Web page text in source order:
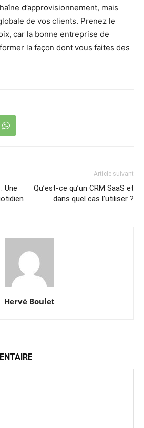
d’approvisionnement, mais
de vos clients. Prenez le
car la bonne entreprise de
la façon dont vous faites des
Une
Article suivant
Qu’est-ce qu’un CRM SaaS et
dans quel cas l’utiliser ?
Hervé Boulet